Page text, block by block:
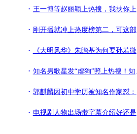
王一博等赵丽颖上热搜，我扶你上阶梯，以后《有翡》花路也一起走
刚开播就冲上热度榜第二，可这部新剧前面两集就玩崩
《大明风华》朱瞻基为何要孙若微做嫔？胡善祥成二人爱情的牺牲品
知名男歌星发“虐狗”照上热搜！知道真相的我：？
郭麒麟因初中学历被知名作家怼：不觉得难为情吗？
电视剧人物出场带字幕介绍好还是不好？